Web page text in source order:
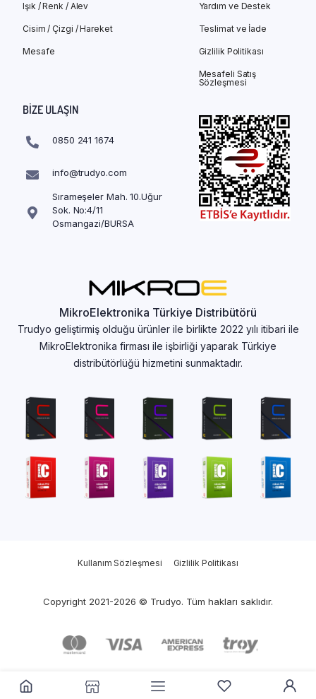
Işık / Renk / Alev
Cisim / Çizgi / Hareket
Mesafe
Yardım ve Destek
Teslimat ve İade
Gizlilik Politikası
Mesafeli Satış
Sözleşmesi
BIZE ULAŞIN
0850 241 1674
info@trudyo.com
Sırameşeler Mah. 10.Uğur
Sok. No:4/11
Osmangazi/BURSA
MikroElektronika Türkiye Distribütörü
Trudyo geliştirmiş olduğu ürünler ile birlikte 2022 yılı itibari ile
MikroElektronika firması ile işbirliği yaparak Türkiye
distribütörlüğü hizmetini sunmaktadır.
Kullanım Sözleşmesi Gizlilik Politikası
Copyright 2021-2026 © Trudyo. Tüm hakları saklıdır.